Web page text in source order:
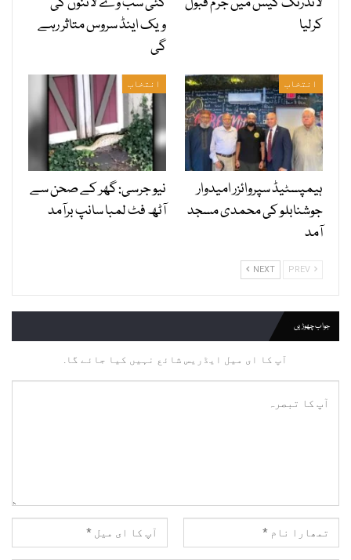
کرلیا
ویک اینڈ سروس متاثر رہے
گی
انتخاب
ہیمپسٹیڈ سپروائزر امیدوار
جوشنابلو کی محمدی مسجد
آمد
انتخاب
نیو جرسی: گھر کے صحن سے
آٹھ فٹ لمبا سانپ برآمد
NEXT
جواب چھوڑیں
آپ کا ای میل ایڈریس شائع نہیں کیا جائے گا.